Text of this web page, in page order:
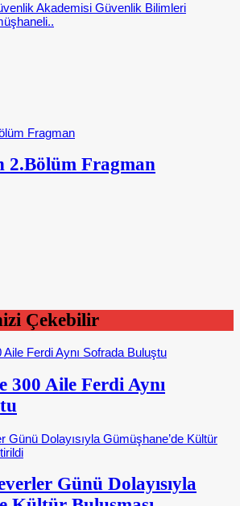
Akademisi Güvenlik Bilimleri
2.Bölüm Fragman
Çekebilir
300 Aile Ferdi Aynı
Günü Dolayısıyla